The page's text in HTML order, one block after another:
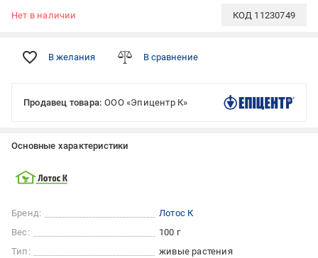
Нет в наличии КОД 11230749
В желания В сравнение
Продавец товара: ООО «Эпицентр К»
Основные характеристики
Бренд:
Лотос К
Вес:
100 г
Тип:
живые растения